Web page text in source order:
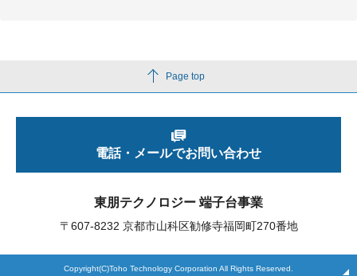
Page top
東朋テクノロジー 端子台事業
〒607-8232 京都市山科区勧修寺福岡町270番地
電話・メールでお問い合わせ
Copyright(C)Toho Technology Corporation All Rights Reserved.